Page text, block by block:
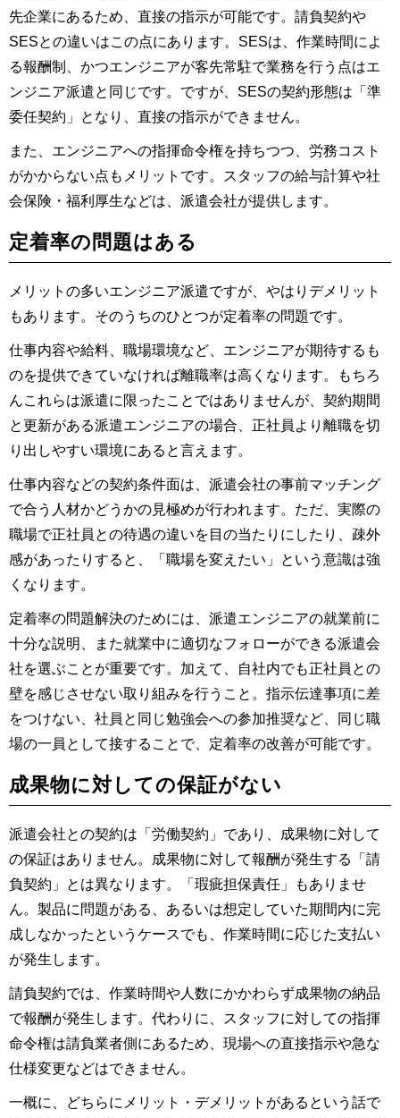
先企業にあるため、直接の指示が可能です。請負契約や
SESとの違いはこの点にあります。SESは、作業時間によ
る報酬制、かつエンジニアが客先常駐で業務を行う点はエ
ンジニア派遣と同じです。ですが、SESの契約形態は「準
委任契約」となり、直接の指示ができません。
また、エンジニアへの指揮命令権を持ちつつ、労務コスト
がかからない点もメリットです。スタッフの給与計算や社
会保険・福利厚生などは、派遣会社が提供します。
定着率の問題はある
メリットの多いエンジニア派遣ですが、やはりデメリット
もあります。そのうちのひとつが定着率の問題です。
仕事内容や給料、職場環境など、エンジニアが期待するも
のを提供できていなければ離職率は高くなります。もちろ
んこれらは派遣に限ったことではありませんが、契約期間
と更新がある派遣エンジニアの場合、正社員より離職を切
り出しやすい環境にあると言えます。
仕事内容などの契約条件面は、派遣会社の事前マッチング
で合う人材かどうかの見極めが行われます。ただ、実際の
職場で正社員との待遇の違いを目の当たりにしたり、疎外
感があったりすると、「職場を変えたい」という意識は強
くなります。
定着率の問題解決のためには、派遣エンジニアの就業前に
十分な説明、また就業中に適切なフォローができる派遣会
社を選ぶことが重要です。加えて、自社内でも正社員との
壁を感じさせない取り組みを行うこと。指示伝達事項に差
をつけない、社員と同じ勉強会への参加推奨など、同じ職
場の一員として接することで、定着率の改善が可能です。
成果物に対しての保証がない
派遣会社との契約は「労働契約」であり、成果物に対して
の保証はありません。成果物に対して報酬が発生する「請
負契約」とは異なります。「瑕疵担保責任」もありませ
ん。製品に問題がある、あるいは想定していた期間内に完
成しなかったというケースでも、作業時間に応じた支払い
が発生します。
請負契約では、作業時間や人数にかかわらず成果物の納品
で報酬が発生します。代わりに、スタッフに対しての指揮
命令権は請負業者側にあるため、現場への直接指示や急な
仕様変更などはできません。
一概に、どちらにメリット・デメリットがあるという話で